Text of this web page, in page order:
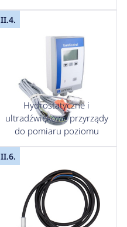
II.4.
Hydrostatyczne i
ultradźwiękowe przyrządy
do pomiaru poziomu
II.6.